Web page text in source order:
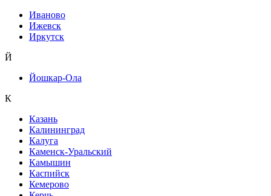
Иваново
Ижевск
Иркутск
Й
Йошкар-Ола
К
Казань
Калининград
Калуга
Каменск-Уральский
Камышин
Каспийск
Кемерово